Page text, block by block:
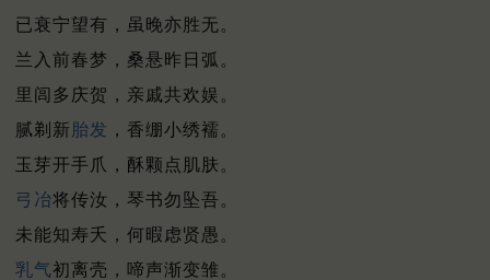
已衰宁望有，虽晚亦胜无。
兰入前春梦，桑悬昨日弧。
里闾多庆贺，亲戚共欢娱。
腻剃新 胎发 ，香绷小绣襦。
玉芽开手爪，酥颗点肌肤。
弓冶将传汝，琴书勿坠吾。
未能知寿夭，何暇虑贤愚。
乳气初离壳，啼声渐变雏。